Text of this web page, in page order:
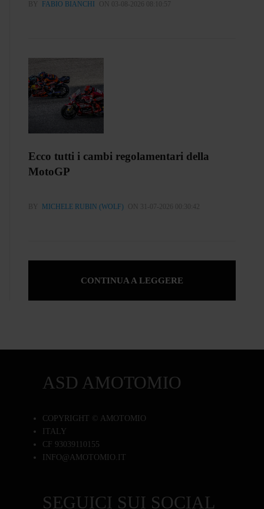
BY FABIO BIANCHI ON 03-08-2026 08:10:57
Ecco tutti i cambi regolamentari della
MotoGP
BY MICHELE RUBIN (WOLF) ON 31-07-2026 00:30:42
CONTINUA A LEGGERE
ASD AMOTOMIO
COPYRIGHT © AMOTOMIO
ITALY
CF 93039110155
INFO@AMOTOMIO.IT
SEGUICI SUI SOCIAL